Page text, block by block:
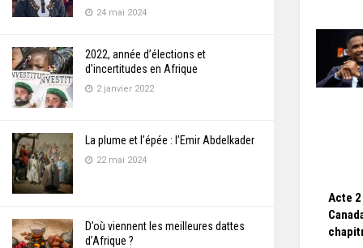
24 mai 2024
2022, année d’élections et
d’incertitudes en Afrique
2 janvier 2022
La plume et l’épée : l’Emir Abdelkader
22 mai 2024
D’où viennent les meilleures dattes
d’Afrique ?
Acte